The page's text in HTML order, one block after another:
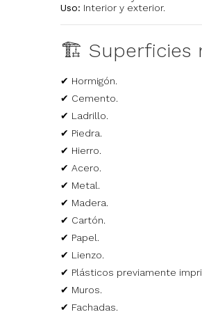
Uso: Interior y exterior.
🏗️ Superficies
✔ Hormigón.
✔ Cemento.
✔ Ladrillo.
✔ Piedra.
✔ Hierro.
✔ Acero.
✔ Metal.
✔ Madera.
✔ Cartón.
✔ Papel.
✔ Lienzo.
✔ Plásticos previamente
✔ Muros.
✔ Fachadas.